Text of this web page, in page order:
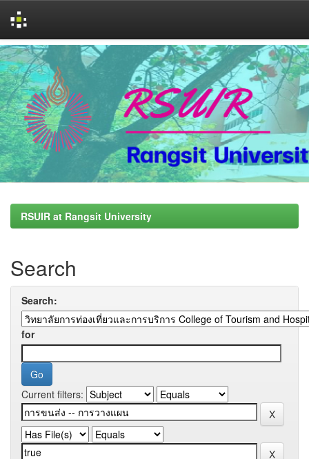
Skip
navigation
RSUIR at Rangsit University
Search
Search:
for
Current filters: